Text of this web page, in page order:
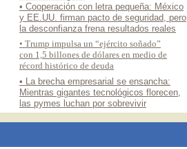
• La brecha empresarial se ensancha:
Mientras gigantes tecnológicos florecen,
las pymes luchan por sobrevivir
• Trump impulsa un “ejército soñado”
con 1,5 billones de dólares en medio de
récord histórico de deuda
• Cooperación con letra pequeña: México
y EE.UU. firman pacto de seguridad, pero
la desconfianza frena resultados reales